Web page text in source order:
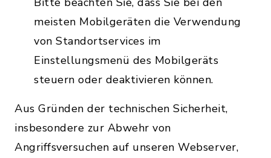
meisten Mobilgeräten die Verwendung
von Standortservices im
Einstellungsmenü des Mobilgeräts
steuern oder deaktivieren können.
Aus Gründen der technischen Sicherheit,
insbesondere zur Abwehr von
Angriffsversuchen auf unseren Webserver,